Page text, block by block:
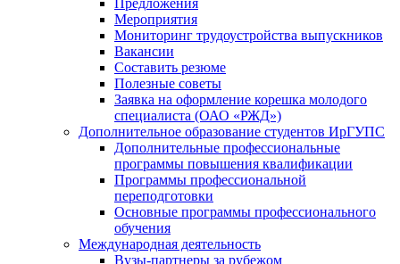
Предложения
Мероприятия
Мониторинг трудоустройства выпускников
Вакансии
Составить резюме
Полезные советы
Заявка на оформление корешка молодого
специалиста (ОАО «РЖД»)
Дополнительное образование студентов ИрГУПС
Дополнительные профессиональные
программы повышения квалификации
Программы профессиональной
переподготовки
Основные программы профессионального
обучения
Международная деятельность
Вузы-партнеры за рубежом